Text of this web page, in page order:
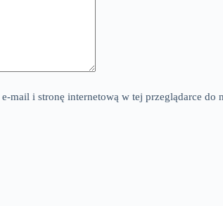
mail i stronę internetową w tej przeglądarce do